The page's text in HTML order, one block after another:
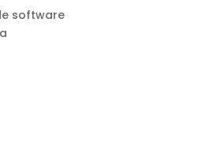
software